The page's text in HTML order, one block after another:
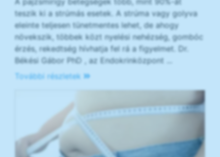
teszik ki a strúmás esetek. A strúma vagy golyva
eleinte teljesen tünetmentes lehet, de ahogy
növekszik, többek közt nyelési nehézség, gombóc
érzés, rekedtség hívhatja fel rá a figyelmet. Dr.
Békési Gábor PhD , az Endokrinközpont ...
További részletek